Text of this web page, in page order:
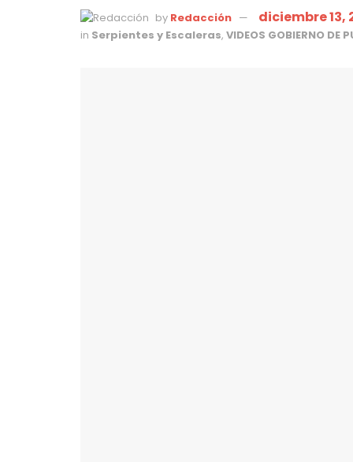
by Redacción diciembre 13,
in Serpientes y Escaleras, VIDEOS GOBIERNO DE